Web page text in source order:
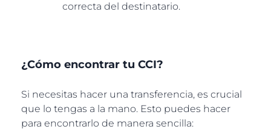
correcta del destinatario.
¿Cómo encontrar tu CCI?
Si necesitas hacer una transferencia, es crucial
que lo tengas a la mano. Esto puedes hacer
para encontrarlo de manera sencilla: